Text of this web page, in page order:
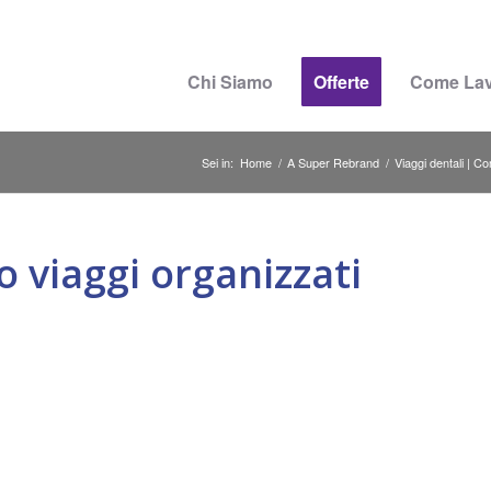
Chi Siamo Offerte Come
Sei in: Home / A Super Rebrand / Viaggi dentali |
viaggi organizzati